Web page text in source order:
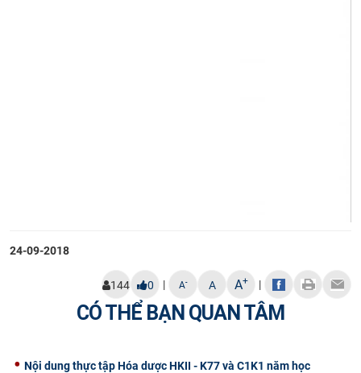
24-09-2018
144 0 | A- A A+ |
CÓ THỂ BẠN QUAN TÂM
Nội dung thực tập Hóa dược HKII - K77 và C1K1 năm học